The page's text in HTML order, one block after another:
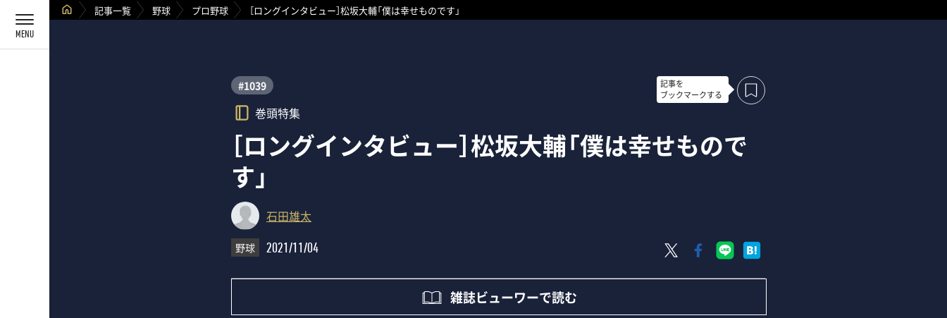
記事一覧 野球 プロ野球 ［ロングインタビュー］松坂大輔「僕は幸せものです」
#1039
巻頭特集
記事を
ブックマークする
［ロングインタビュー］松坂大輔「僕は幸せもので
す」
石田雄太
野球 2021/11/04
雑誌ビューワーで読む